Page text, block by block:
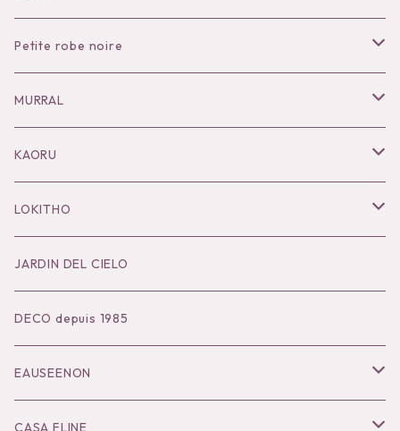
Petite robe noire
Necklace
Pierce
Bracelet／Bangle
Ring
Brooch
Hair Accessories
MURRAL
Outer
Tops
Bottoms
Dress
Accessories
KAORU
Necklace
Pierce
Ear Cuff
Bangle
Ring
LOKITHO
Tops
Bottoms
Dress
Knit
JARDIN DEL CIELO
DECO depuis 1985
EAUSEENON
Tops
CASA FLINE